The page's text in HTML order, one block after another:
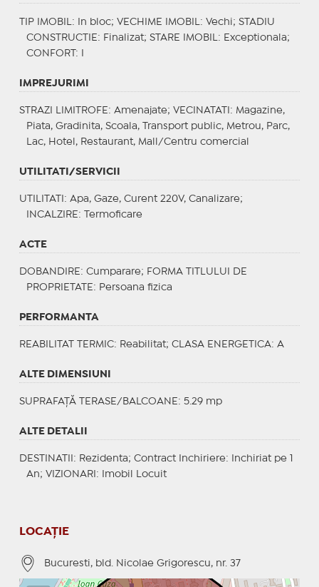
TIP IMOBIL : In bloc; VECHIME IMOBIL : Vechi; STADIU
CONSTRUCTIE : Finalizat; STARE IMOBIL : Exceptionala;
CONFORT : I
IMPREJURIMI
STRAZI LIMITROFE : Amenajate; VECINATATI : Magazine,
Piata, Gradinita, Scoala, Transport public, Metrou, Parc,
Lac, Hotel, Restaurant, Mall/Centru comercial
UTILITATI/SERVICII
UTILITATI : Apa, Gaze, Curent 220V, Canalizare;
INCALZIRE : Termoficare
ACTE
DOBANDIRE : Cumparare; FORMA TITLULUI DE
PROPRIETATE : Persoana fizica
PERFORMANTA
REABILITAT TERMIC: Reabilitat; CLASA ENERGETICA: A
ALTE DIMENSIUNI
SUPRAFAȚĂ TERASE/BALCOANE: 5.29 mp
ALTE DETALII
DESTINATII : Rezidenta; Contract Inchiriere: Inchiriat pe 1
An; VIZIONARI : Imobil Locuit
LOCAȚIE
Bucuresti, bld. Nicolae Grigorescu, nr. 37